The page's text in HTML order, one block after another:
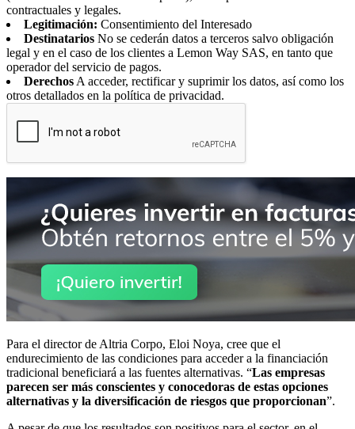
contractuales y legales.
Legitimación: Consentimiento del Interesado
Destinatarios No se cederán datos a terceros salvo obligación
legal y en el caso de los clientes a Lemon Way SAS, en tanto que
operador del servicio de pagos.
Derechos A acceder, rectificar y suprimir los datos, así como los
otros detallados en la política de privacidad.
Para el director de Altria Corpo, Eloi Noya, cree que el
endurecimiento de las condiciones para acceder a la financiación
tradicional beneficiará a las fuentes alternativas. “Las empresas
parecen ser más conscientes y conocedoras de estas opciones
alternativas y la diversificación de riesgos que proporcionan”.